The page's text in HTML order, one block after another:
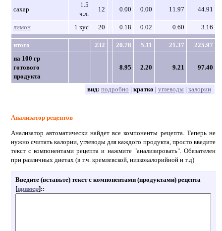
сахар
1.5
ч.л.
12 0.00 0.00 11.97 44.91
лимон 1 кус 20 0.18 0.02 0.60 3.16
итого 232 20.78 5.11 21.37
225.97
на 100 гр
готового
продукта
8.95 2.20 9.21 97.40
вид: подробно | кратко | углеводы| калории
Анализатор рецептов
Анализатор автоматически найдет все компоненты рецепта. Теперь не
нужно считать калории, углеводы для каждого продукта, просто введите
текст с компонентами рецепта и нажмите "анализировать". Обязателен
при различных диетах (в т.ч. кремлевской, низкокалорийной и т.д)
Введите (вставьте) текст с компонентами (продуктами) рецепта
[пример]::